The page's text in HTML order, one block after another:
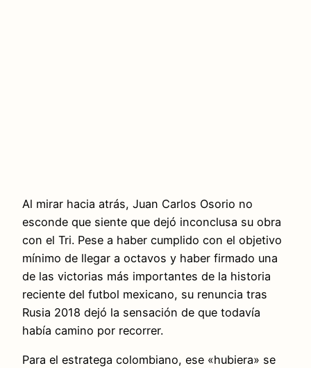
Al mirar hacia atrás, Juan Carlos Osorio no
esconde que siente que dejó inconclusa su obra
con el Tri. Pese a haber cumplido con el objetivo
mínimo de llegar a octavos y haber firmado una
de las victorias más importantes de la historia
reciente del futbol mexicano, su renuncia tras
Rusia 2018 dejó la sensación de que todavía
había camino por recorrer.
Para el estratega colombiano, ese «hubiera» se